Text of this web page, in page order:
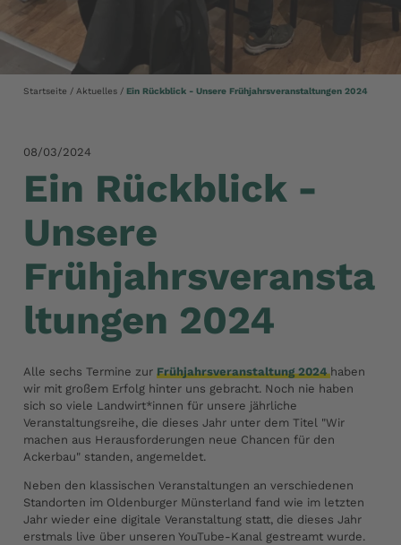
Startseite Aktuelles Ein Rückblick - Unsere Frühjahrsveranstaltungen 2024
08/03/2024
Ein Rückblick -
Unsere
Frühjahrsveransta
ltungen 2024
Alle sechs Termine zurFrühjahrsveranstaltung 2024haben
wir mit großem Erfolg hinter uns gebracht. Noch nie haben
sich so viele Landwirt*innen für unsere jährliche
Veranstaltungsreihe, die dieses Jahr unter dem Titel "Wir
machen aus Herausforderungen neue Chancen für den
Ackerbau" standen, angemeldet.
Neben den klassischen Veranstaltungen an verschiedenen
Standorten im Oldenburger Münsterland fand wie im letzten
Jahr wieder eine digitale Veranstaltung statt, die dieses Jahr
erstmals live über unseren YouTube-Kanal gestreamt wurde.